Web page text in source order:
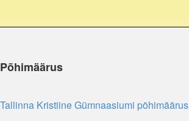
Põhimäärus
Tallinna Kristiine Gümnaasiumi põhimäärus